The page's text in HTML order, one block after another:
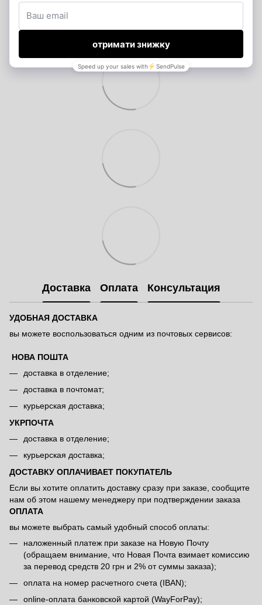
Доставка Оплата Консультация
УДОБНАЯ ДОСТАВКА
вы можете воспользоваться одним из почтовых сервисов:
НОВА ПОШТА
доставка в отделение;
доставка в почтомат;
курьерская доставка;
УКРПОЧТА
доставка в отделение;
курьерская доставка;
ДОСТАВКУ ОПЛАЧИВАЕТ ПОКУПАТЕЛЬ
Если вы хотите оплатить доставку сразу при заказе, сообщите
нам об этом нашему менеджеру при подтверждении заказа
ОПЛАТА
вы можете выбрать самый удобный способ оплаты:
наложенный платеж при заказе на Новую Почту
(обращаем внимание, что Новая Почта взимает комиссию
за перевод средств 20 грн и 2% от суммы заказа);
оплата на номер расчетного счета (IBAN);
online-оплата банковской картой (WayForPay);